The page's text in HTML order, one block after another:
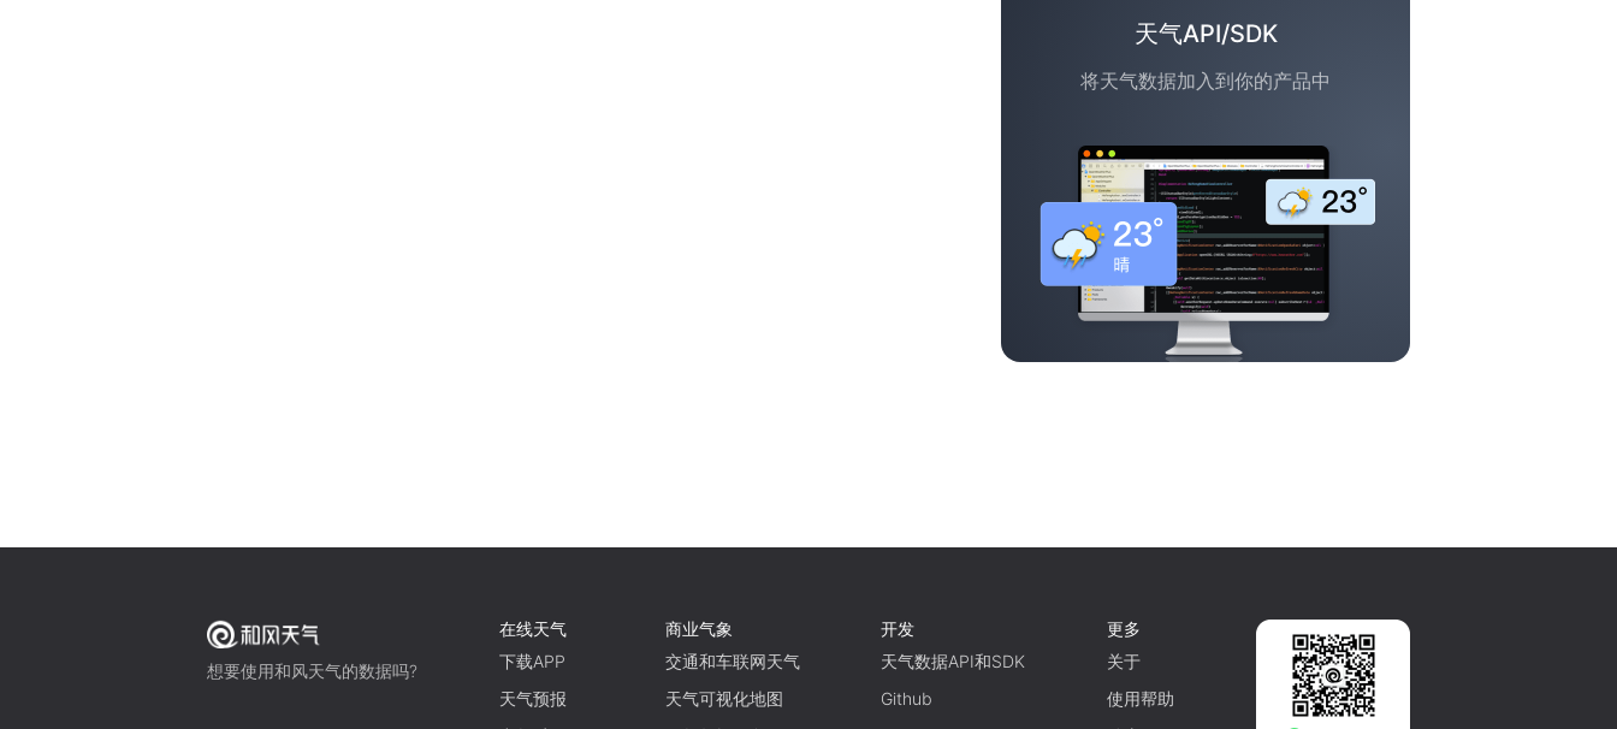
天气API/SDK
将天气数据加入到你的产品中
想要使用和风天气的数据吗?
在线天气
下载APP
天气预报
商业气象
交通和车联网天气
天气可视化地图
开发
天气数据API和SDK
Github
更多
关于
使用帮助